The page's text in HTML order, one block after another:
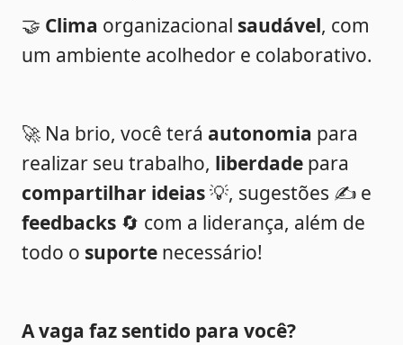
🤝 Clima organizacional saudável, com
um ambiente acolhedor e colaborativo.
🚀 Na brio, você terá autonomia para
realizar seu trabalho, liberdade
compartilhar ideias
feedbacks 🔄 com a liderança, além de
todo o suporte necessário!
A vaga faz sentido para você?